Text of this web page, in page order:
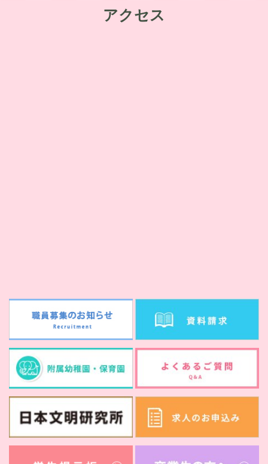
第一薬科大学付属高校＆福岡第一高校の学校見
第49回学位記授与式
武蔵台高等学校と高大連携を締結
附属園でのお誕生会～折り紙研究会～
アクセス